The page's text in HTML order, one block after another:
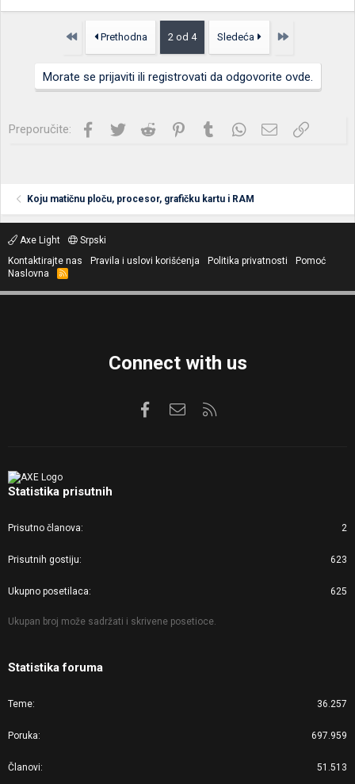
Prvo Prethodna 2 od 4 Sledeća Poslednja
Morate se prijaviti ili registrovati da odgovorite ovde.
Preporučite: Facebook
Twitter Reddit PinterestTumblrWhatsApp
Imejl Link
Koju matičnu ploču, procesor, grafičku kartu i RAM
Axe Light
Srpski
Kontaktirajte nas
Pravila i uslovi korišćenja Politika privatnosti
Pomoć
Naslovna
R
S
Connect with us
FacebookKontaktirajte nas
Statistika prisutnih
Prisutno članova 2
Prisutnih gostiju 623
Ukupno posetilaca 625
Ukupan broj može sadržati i skrivene posetioce.
Statistika foruma
Teme 36.257
Poruka 697.959
Članovi 51.513